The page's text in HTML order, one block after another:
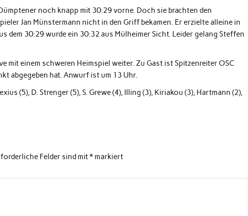
noch knapp mit 30:29 vorne. Doch sie brachten den
Jan Münstermann nicht in den Griff bekamen. Er erzielte alleine in
dem 30:29 wurde ein 30:32 aus Mülheimer Sicht. Leider gelang Steffen
mit einem schweren Heimspiel weiter. Zu Gast ist Spitzenreiter OSC
abgegeben hat. Anwurf ist um 13 Uhr.
(5), D. Strenger (5), S. Grewe (4), Illing (3), Kiriakou (3), Hartmann (2),
Felder sind mit* markiert